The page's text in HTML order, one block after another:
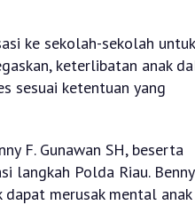
ke sekolah-sekolah untuk
keterlibatan anak
sesuai ketentuan yang
F. Gunawan SH, beserta
langkah Polda Riau. Benny
merusak mental anak